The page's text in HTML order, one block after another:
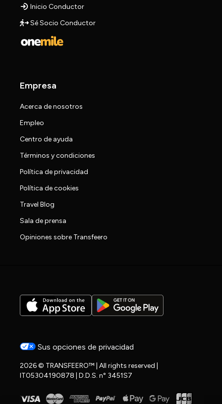
Inicio Conductor
Sé Socio Conductor
Empresa
Acerca de nosotros
Empleo
Centro de ayuda
Términos y condiciones
Política de privacidad
Política de cookies
Travel Blog
Sala de prensa
Opiniones sobre Transfeero
Sus opciones de privacidad
2026 © TRANSFEERO™ | All rights reserved |
IT05304190878 | D.D.S. n° 3451S7